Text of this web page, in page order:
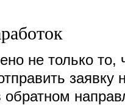
не только то,
обратном